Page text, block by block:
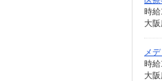
時
大
メ
時
大